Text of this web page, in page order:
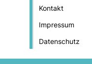
Kontakt
Impressum
Datenschutz